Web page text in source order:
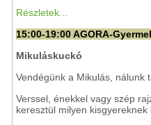
Részletek...
15:00-19:00 AGORA-
Mikuláskuckó
Vendégünk a Mikulás, nálunk
Verssel, énekkel vagy szép
keresztül milyen